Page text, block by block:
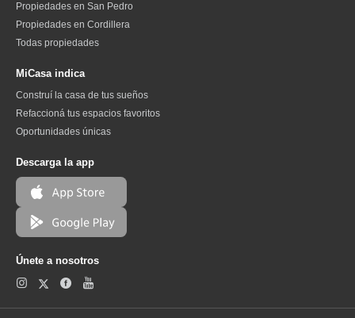
Propiedades en San Pedro
Propiedades en Cordillera
Todas propiedades
MiCasa indica
Construí la casa de tus sueños
Refaccioná tus espacios favoritos
Oportunidades únicas
Descarga la app
Únete a nosotros